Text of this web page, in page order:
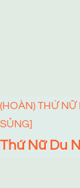
(HOÀN) THỨ
SỦNG]
Thứ Nữ Du